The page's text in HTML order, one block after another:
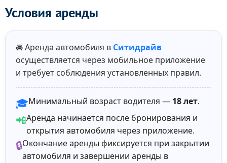
Условия аренды
🚘 Аренда автомобиля в Ситидрайв
осуществляется через мобильное приложение
и требует соблюдения установленных правил.
🎓Минимальный возраст водителя — 18 лет.
📲Аренда начинается после бронирования и
открытия автомобиля через приложение.
🔒Окончание аренды фиксируется при закрытии
автомобиля и завершении аренды в